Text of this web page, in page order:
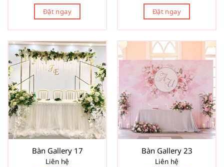
Đặt ngay Đặt ngay
Bàn Gallery 17
Liên hệ
Bàn Gallery 23
Liên hệ